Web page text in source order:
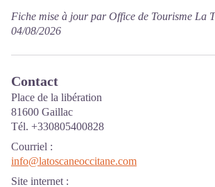
Fiche mise à jour par Office de Tourisme La
04/08/2026
Contact
Place de la libération
81600 Gaillac
Tél. +330805400828
Courriel :
info@latoscaneoccitane.com
Site internet: